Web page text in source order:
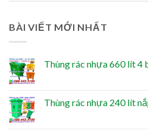
BÀI VIẾT MỚI NHẤT
Thùng rác nhựa 660 lít 4
Thùng rác nhựa 240 lít